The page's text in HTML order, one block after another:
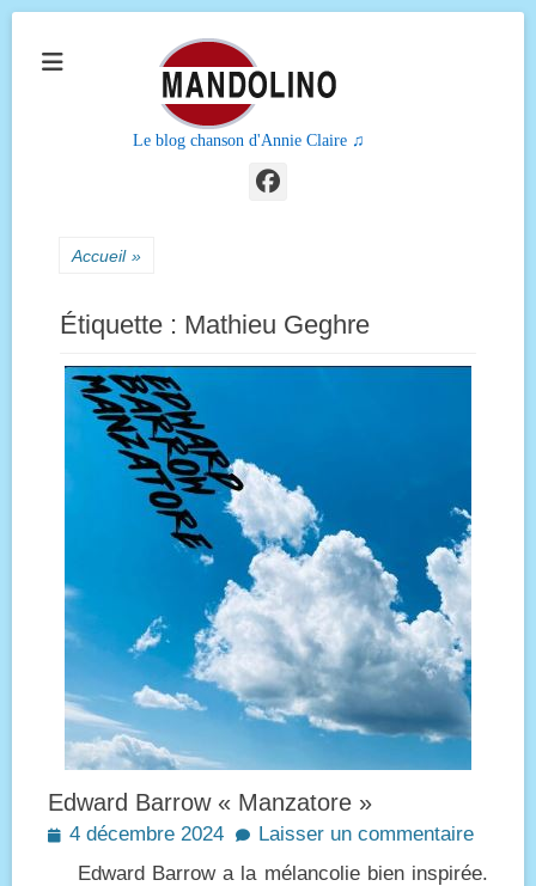
Le blog chanson d'Annie Claire ♫
Facebook
Accueil »
Étiquette : Mathieu Geghre
Edward Barrow « Manzatore »
Posted
4 décembre 2024
Laisser un commentaire
Edward Barrow a la mélancolie bien inspirée.